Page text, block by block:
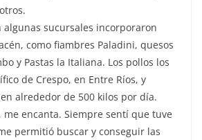
algunas sucursales incorporaron
como fiambres Paladini, quesos
y Pastas la Italiana. Los pollos los
de Crespo, en Entre Ríos, y
alrededor de 500 kilos por día.
me encanta. Siempre sentí que tuve
permitió buscar y conseguir las